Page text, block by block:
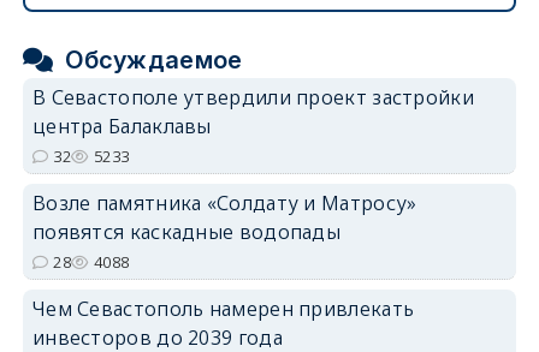
Обсуждаемое
В Севастополе утвердили проект застройки
центра Балаклавы
32 5233
Возле памятника «Солдату и Матросу»
появятся каскадные водопады
28 4088
Чем Севастополь намерен привлекать
инвесторов до 2039 года